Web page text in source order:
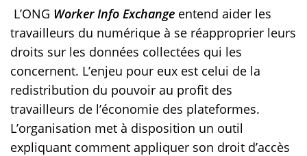
L’ONG Worker Info Exchange entend aider les
travailleurs du numérique à se réapproprier leurs
droits sur les données collectées qui les
concernent. L’enjeu pour eux est celui de la
redistribution du pouvoir au profit des
travailleurs de l’économie des plateformes.
L’organisation met à disposition un outil
expliquant comment appliquer son droit d’accès